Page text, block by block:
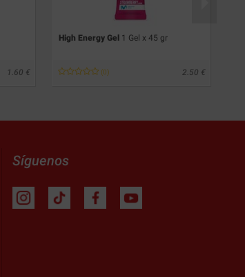
1.60
High Energy Gel 1 Gel x 45 gr
(0) 2.50
Síguenos